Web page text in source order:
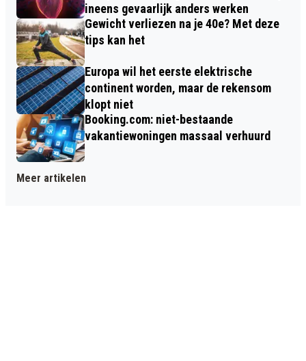
ineens gevaarlijk anders werken
Gewicht verliezen na je 40e? Met deze
tips kan het
Europa wil het eerste elektrische
continent worden, maar de rekensom
klopt niet
Booking.com: niet-bestaande
vakantiewoningen massaal verhuurd
Meer artikelen